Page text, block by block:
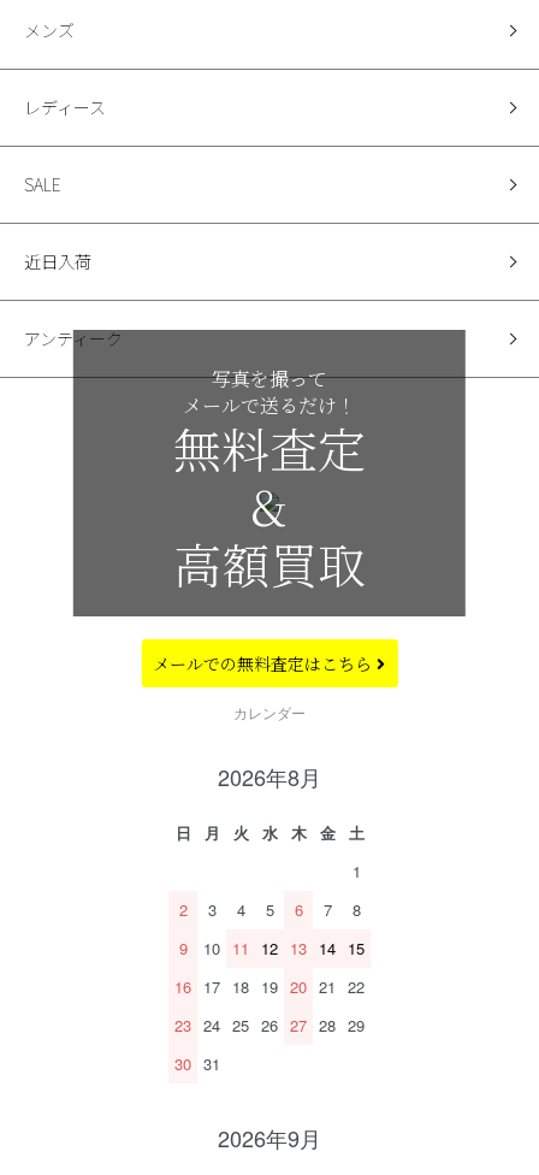
メンズ
レディース
SALE
近日入荷
アンティーク
写真を撮って
メールで送るだけ！
無料査定
&
高額買取
メールでの無料査定はこちら
CALENDAR
カレンダー
2026年8月
日 月 火 水 木 金
土
1
2
3 4 5 6 7
8
9
10 11 12 13 14 15
16 17 18 19 20 21
22
23 24 25 26 27 28 29
30 31
2026年9月